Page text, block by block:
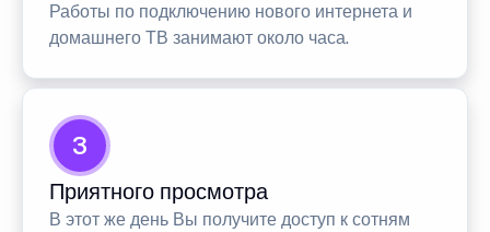
Работы по подключению нового интернета и
домашнего ТВ занимают около часа.
3
Приятного просмотра
В этот же день Вы получите доступ к сотням